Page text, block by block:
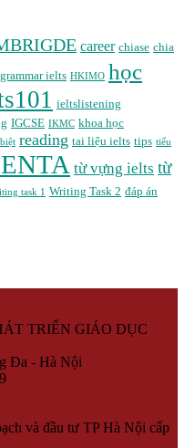
career chiase chia
grammar ielts HKIMO học
ieltslistening
IGCSE IKMC khoa học
reading tai liệu ielts tips tiểu
từ vựng ielts từ
task 1 Writing Task 2 đáp án
TRIỂN GIÁO DỤC
Đa - Hà Nội
và đầu tư TP Hà Nội cấp